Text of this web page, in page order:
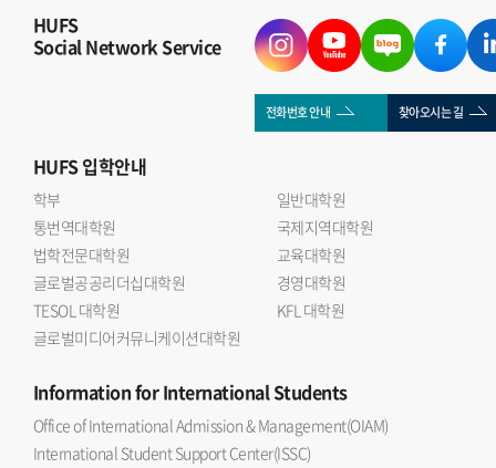
HUFS
Social Network Service
전화번호 안내 찾아오시는 길
HUFS입학안내
학부
일반대학원
통번역대학원
국제지역대학원
법학전문대학원
교육대학원
글로벌공공리더십대학원
경영대학원
TESOL 대학원
KFL 대학원
글로벌미디어커뮤니케이션대학원
Informationfor International Students
Office of International Admission & Management(OIAM)
International Student Support Center(ISSC)